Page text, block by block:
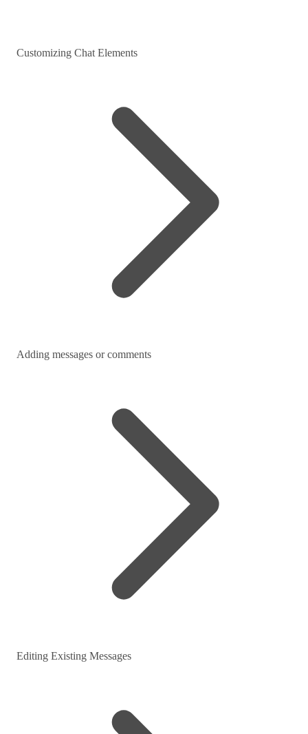
Customizing Chat Elements
Adding messages or comments
Editing Existing Messages